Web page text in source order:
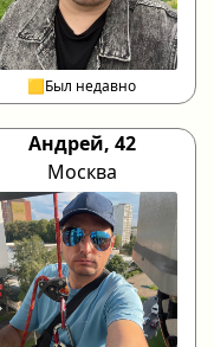
🟨Был недавно
Андрей, 42
Москва